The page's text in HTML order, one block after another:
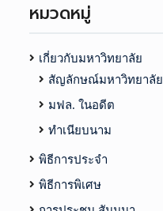
หมวดหมู่
เกี่ยวกับมหาวิทยาลัย
สัญลักษณ์มหาวิทยาลัย
มฟล. ในอดีต
ทำเนียบนาม
พิธีการประจำ
พิธีการพิเศษ